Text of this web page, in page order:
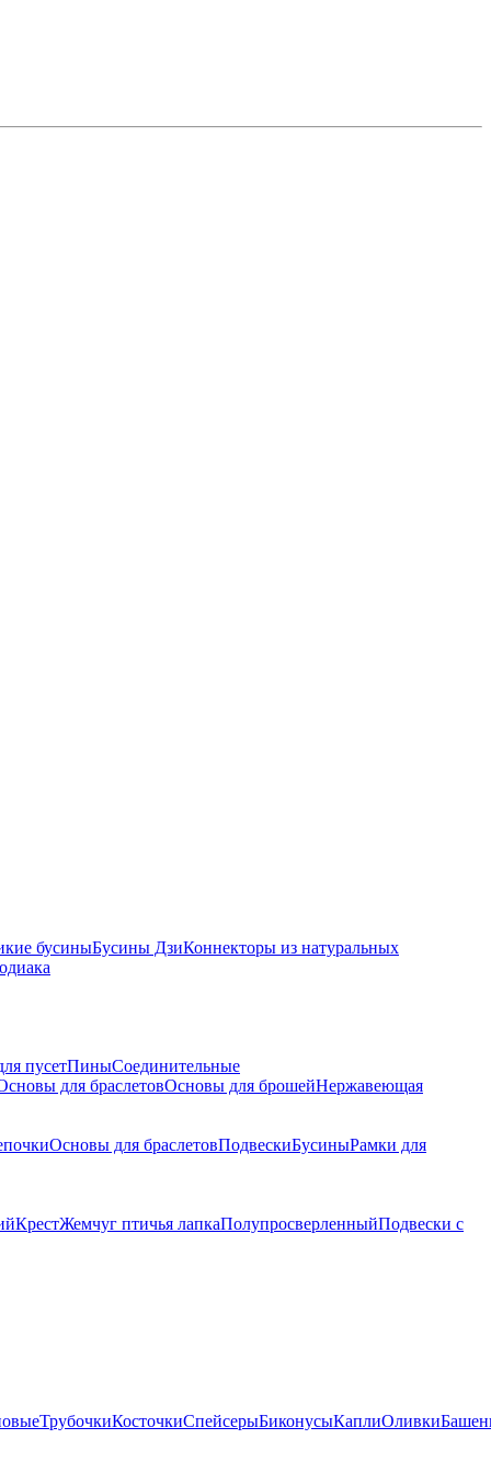
бусиныБусины ДзиКоннекторы из натуральных
пусетПиныСоединительные
для браслетовОсновы для брошейНержавеющая
Основы для браслетовПодвескиБусиныРамки для
КрестЖемчуг птичья лапкаПолупросверленныйПодвески с
ТрубочкиКосточкиСпейсерыБиконусыКаплиОливки